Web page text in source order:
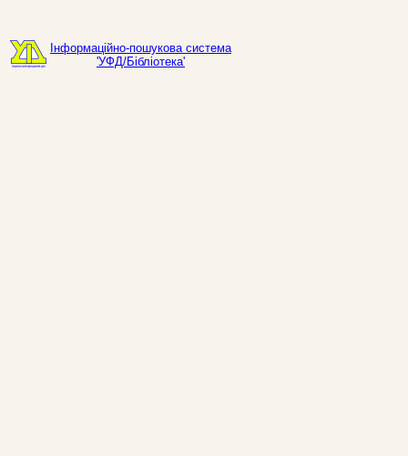
Інформаційно-пошукова система
'УФД/Бібліотека'